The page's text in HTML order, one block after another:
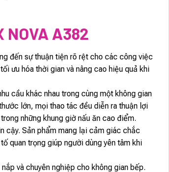
NOVA A382
đến sự thuận tiện rõ rệt cho các công việc
ưu hóa thời gian và nâng cao hiệu quả khi
cầu khác nhau trong cùng một không gian
lớn, mọi thao tác đều diễn ra thuận lợi
những khung giờ nấu ăn cao điểm.
cậy. Sản phẩm mang lại cảm giác chắc
quan trọng giúp người dùng yên tâm khi
và chuyên nghiệp cho không gian bếp.